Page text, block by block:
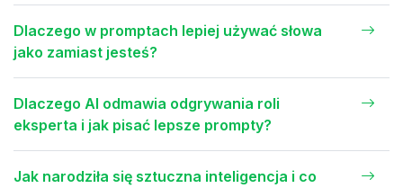
Dlaczego w promptach lepiej używać słowa
jako zamiast jesteś?
Dlaczego AI odmawia odgrywania roli
eksperta i jak pisać lepsze prompty?
Jak narodziła się sztuczna inteligencja i co